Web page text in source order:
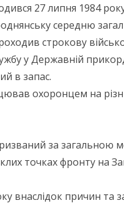
27 липня 1984
середню
строкову
у Державній
в запас.
охоронцем на
за загальною
точках фронту на
внаслідок причин та